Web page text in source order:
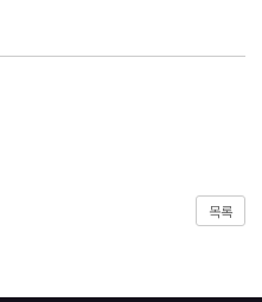
목록
인)
무2급/FAT1급/TAT2급]